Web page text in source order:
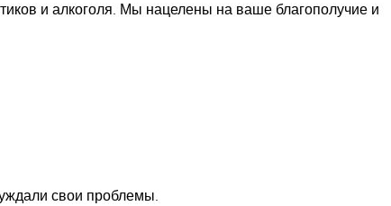
и алкоголя. Мы нацелены на ваше благополучие и
свои проблемы.